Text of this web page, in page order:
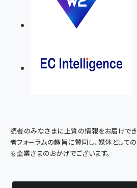
読者のみなさまに上質の情報をお届けでき
者フォーラムの趣旨に賛同し、媒体として
る企業さまのおかげでございます。